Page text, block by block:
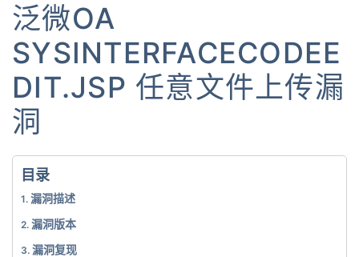
泛微OA
SYSINTERFACECODEE
DIT.JSP 任意文件上传漏
洞
目录
漏洞描述
漏洞版本
漏洞复现